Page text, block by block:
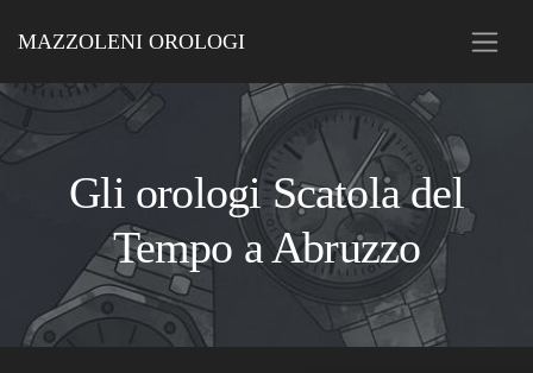
MAZZOLENI OROLOGI
Gli orologi Scatola del
Tempo a Abruzzo